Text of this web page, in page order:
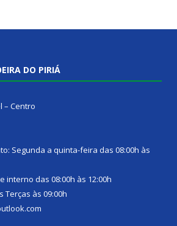
DO PIRIÁ
– Centro
Segunda a quinta-feira das 08:00h às
interno das 08:00h às 12:00h
Terças às 09:00h